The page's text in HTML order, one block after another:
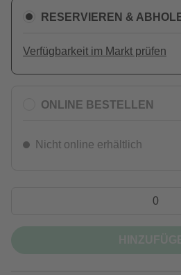
RESERVIEREN &
Verfügbarkeit im Markt prüfen
ONLINE BESTELLEN
Nicht online erhältlich